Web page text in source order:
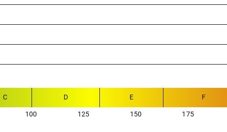
C D E F
100 125 150 175